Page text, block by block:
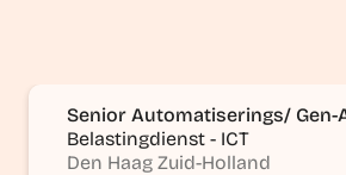
Senior Automatiserings/ Gen-
Belastingdienst - ICT
Den Haag Zuid-Holland